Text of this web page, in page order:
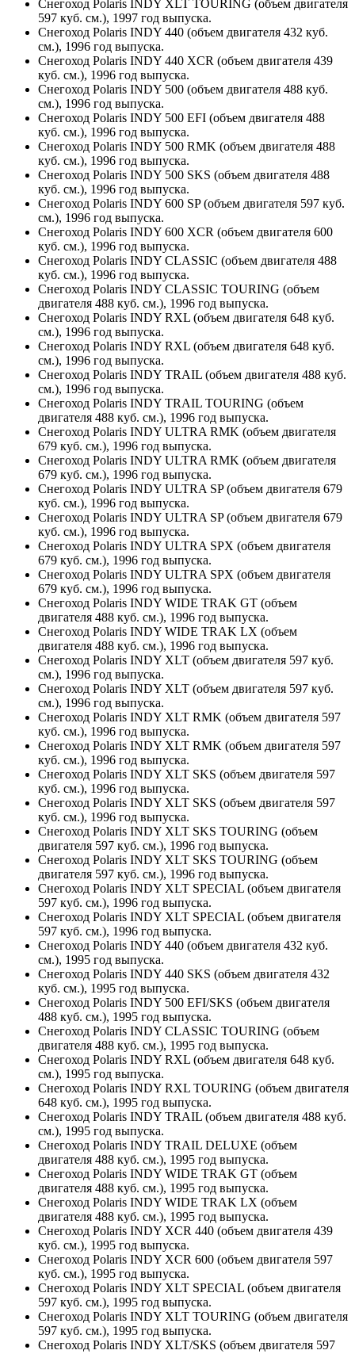
Снегоход Polaris INDY XLT TOURING (объем двигателя
597 куб. см.), 1997 год выпуска.
Снегоход Polaris INDY 440 (объем двигателя 432 куб.
см.), 1996 год выпуска.
Снегоход Polaris INDY 440 XCR (объем двигателя 439
куб. см.), 1996 год выпуска.
Снегоход Polaris INDY 500 (объем двигателя 488 куб.
см.), 1996 год выпуска.
Снегоход Polaris INDY 500 EFI (объем двигателя 488
куб. см.), 1996 год выпуска.
Снегоход Polaris INDY 500 RMK (объем двигателя 488
куб. см.), 1996 год выпуска.
Снегоход Polaris INDY 500 SKS (объем двигателя 488
куб. см.), 1996 год выпуска.
Снегоход Polaris INDY 600 SP (объем двигателя 597 куб.
см.), 1996 год выпуска.
Снегоход Polaris INDY 600 XCR (объем двигателя 600
куб. см.), 1996 год выпуска.
Снегоход Polaris INDY CLASSIC (объем двигателя 488
куб. см.), 1996 год выпуска.
Снегоход Polaris INDY CLASSIC TOURING (объем
двигателя 488 куб. см.), 1996 год выпуска.
Снегоход Polaris INDY RXL (объем двигателя 648 куб.
см.), 1996 год выпуска.
Снегоход Polaris INDY RXL (объем двигателя 648 куб.
см.), 1996 год выпуска.
Снегоход Polaris INDY TRAIL (объем двигателя 488 куб.
см.), 1996 год выпуска.
Снегоход Polaris INDY TRAIL TOURING (объем
двигателя 488 куб. см.), 1996 год выпуска.
Снегоход Polaris INDY ULTRA RMK (объем двигателя
679 куб. см.), 1996 год выпуска.
Снегоход Polaris INDY ULTRA RMK (объем двигателя
679 куб. см.), 1996 год выпуска.
Снегоход Polaris INDY ULTRA SP (объем двигателя 679
куб. см.), 1996 год выпуска.
Снегоход Polaris INDY ULTRA SP (объем двигателя 679
куб. см.), 1996 год выпуска.
Снегоход Polaris INDY ULTRA SPX (объем двигателя
679 куб. см.), 1996 год выпуска.
Снегоход Polaris INDY ULTRA SPX (объем двигателя
679 куб. см.), 1996 год выпуска.
Снегоход Polaris INDY WIDE TRAK GT (объем
двигателя 488 куб. см.), 1996 год выпуска.
Снегоход Polaris INDY WIDE TRAK LX (объем
двигателя 488 куб. см.), 1996 год выпуска.
Снегоход Polaris INDY XLT (объем двигателя 597 куб.
см.), 1996 год выпуска.
Снегоход Polaris INDY XLT (объем двигателя 597 куб.
см.), 1996 год выпуска.
Снегоход Polaris INDY XLT RMK (объем двигателя 597
куб. см.), 1996 год выпуска.
Снегоход Polaris INDY XLT RMK (объем двигателя 597
куб. см.), 1996 год выпуска.
Снегоход Polaris INDY XLT SKS (объем двигателя 597
куб. см.), 1996 год выпуска.
Снегоход Polaris INDY XLT SKS (объем двигателя 597
куб. см.), 1996 год выпуска.
Снегоход Polaris INDY XLT SKS TOURING (объем
двигателя 597 куб. см.), 1996 год выпуска.
Снегоход Polaris INDY XLT SKS TOURING (объем
двигателя 597 куб. см.), 1996 год выпуска.
Снегоход Polaris INDY XLT SPECIAL (объем двигателя
597 куб. см.), 1996 год выпуска.
Снегоход Polaris INDY XLT SPECIAL (объем двигателя
597 куб. см.), 1996 год выпуска.
Снегоход Polaris INDY 440 (объем двигателя 432 куб.
см.), 1995 год выпуска.
Снегоход Polaris INDY 440 SKS (объем двигателя 432
куб. см.), 1995 год выпуска.
Снегоход Polaris INDY 500 EFI/SKS (объем двигателя
488 куб. см.), 1995 год выпуска.
Снегоход Polaris INDY CLASSIC TOURING (объем
двигателя 488 куб. см.), 1995 год выпуска.
Снегоход Polaris INDY RXL (объем двигателя 648 куб.
см.), 1995 год выпуска.
Снегоход Polaris INDY RXL TOURING (объем двигателя
648 куб. см.), 1995 год выпуска.
Снегоход Polaris INDY TRAIL (объем двигателя 488 куб.
см.), 1995 год выпуска.
Снегоход Polaris INDY TRAIL DELUXE (объем
двигателя 488 куб. см.), 1995 год выпуска.
Снегоход Polaris INDY WIDE TRAK GT (объем
двигателя 488 куб. см.), 1995 год выпуска.
Снегоход Polaris INDY WIDE TRAK LX (объем
двигателя 488 куб. см.), 1995 год выпуска.
Снегоход Polaris INDY XCR 440 (объем двигателя 439
куб. см.), 1995 год выпуска.
Снегоход Polaris INDY XCR 600 (объем двигателя 597
куб. см.), 1995 год выпуска.
Снегоход Polaris INDY XLT SPECIAL (объем двигателя
597 куб. см.), 1995 год выпуска.
Снегоход Polaris INDY XLT TOURING (объем двигателя
597 куб. см.), 1995 год выпуска.
Снегоход Polaris INDY XLT/SKS (объем двигателя 597